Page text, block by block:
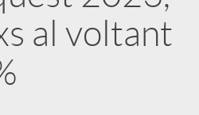
al voltant